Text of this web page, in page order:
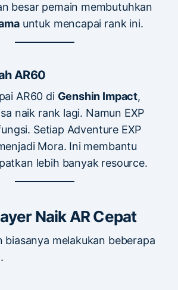
besar pemain membutuhkan
untuk mencapai rank ini.
AR60
AR60 di Genshin Impact,
naik rank lagi. Namun EXP
Setiap Adventure EXP
Mora. Ini membantu
lebih banyak resource.
Naik AR Cepat
biasanya melakukan beberapa